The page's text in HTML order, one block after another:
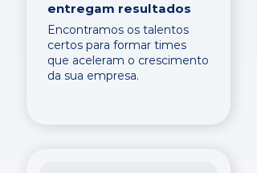
entregam resultados
Encontramos os talentos
certos para formar times
que aceleram o crescimento
da sua empresa.